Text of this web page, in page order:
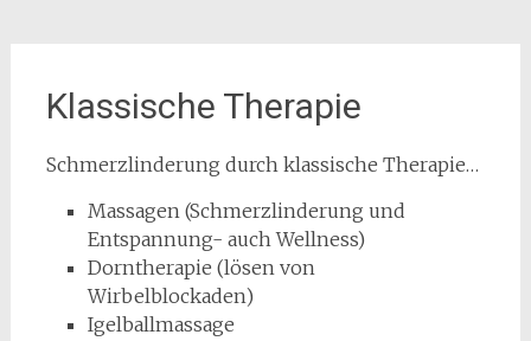
Klassische Therapie
Schmerzlinderung durch klassische Therapie…
Massagen (Schmerzlinderung und
Entspannung- auch Wellness)
Dorntherapie (lösen von
Wirbelblockaden)
Igelballmassage